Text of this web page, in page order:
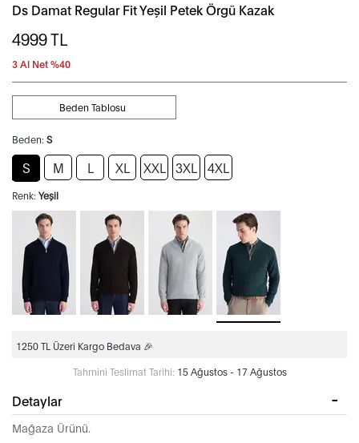
Ds Damat Regular Fit Yeşil Petek Örgü Kazak
4999TL
3 Al Net %40
Beden: S
Beden Tablosu
S M L XL XXL 3XL 4XL
Renk: Yeşil
1250 TL Üzeri Kargo Bedava 🎉
Tahmini Teslimat Tarihi: 15 Ağustos - 17 Ağustos
Detaylar
Mağaza Ürünü.